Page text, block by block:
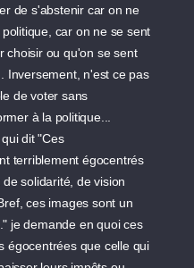
de s'abstenir car on ne
car on ne se sent
choisir ou qu'on se sent
Inversement, n'est ce pas
de voter sans
à la politique...
dit "Ces
terriblement égocentrés
solidarité, de vision
ces images sont un
je demande en quoi ces
égocentrées que celle qui